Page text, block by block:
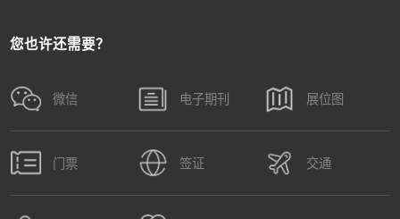
您也许还需要？
微信 电子期刊 展位图
门票 签证 交通